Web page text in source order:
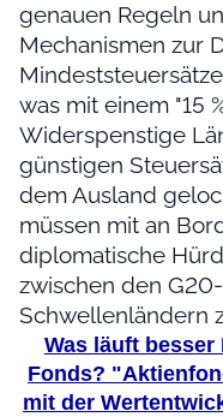
genauen Regeln
Mechanismen zur
was mit einem "15
Widerspenstige
günstigen
dem Ausland
müssen mit an
diplomatische
zwischen den
Schwellenländern
Was läuft besser
Fonds?
mit der